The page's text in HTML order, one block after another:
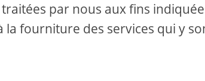
par nous aux fins
la fourniture des services qui y